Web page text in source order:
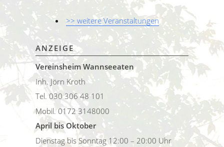
>> weitere Veranstaltungen
ANZEIGE
Vereinsheim Wannseeaten
Inh. Jörn Kroth
Tel. 030 306 48 101
Mobil. 0172 3148000
April bis Oktober
Dienstag bis Sonntag 12:00 – 20:00 Uhr